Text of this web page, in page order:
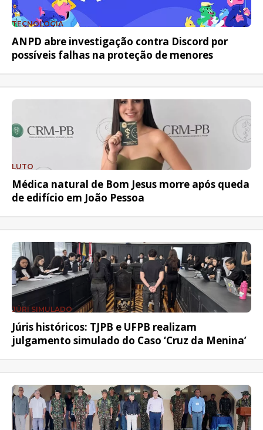
TECNOLOGIA
ANPD abre investigação contra Discord por
possíveis falhas na proteção de menores
LUTO
Médica natural de Bom Jesus morre após queda
de edifício em João Pessoa
JÚRI SIMULADO
Júris históricos: TJPB e UFPB realizam
julgamento simulado do Caso ‘Cruz da Menina’